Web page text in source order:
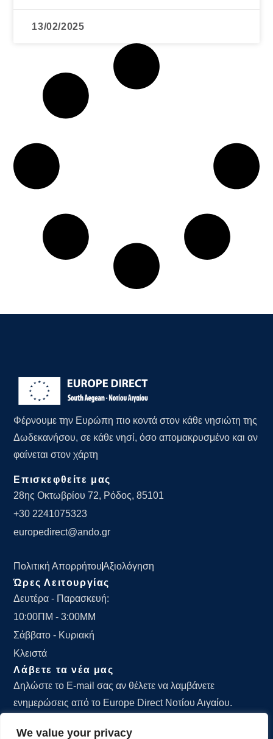
We value your privacy
13/02/2025
Φέρνουμε την Ευρώπη πιο κοντά στον κάθε νησιώτη της
Δωδεκανήσου, σε κάθε νησί, όσο απομακρυσμένο και αν
φαίνεται στον χάρτη
Επισκεφθείτε μας
28ης Οκτωβρίου 72, Ρόδος, 85101
+30 2241075323
europedirect@ando.gr
Πολιτική ΑπορρήτουΑξιολόγηση
Ώρες Λειτουργίας
Δευτέρα - Παρασκευή:
10:00ΠΜ - 3:00ΜΜ
Σάββατο - Κυριακή
Κλειστά
Λάβετε τα νέα μας
Δηλώστε το E-mail σας αν θέλετε να λαμβάνετε
ενημερώσεις από το Europe Direct Νοτίου Αιγαίου.